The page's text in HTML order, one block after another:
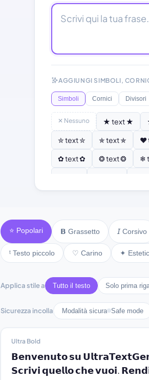
AGGIUNGI SIMBOLI,
Simboli Cornici Divisori
✕ Nessuno ★ text ★
✮ text ✮
✯ text ✯ ♥
✿ text ✿
❂ text ❂ ❄
⭐ Popolari 𝗕 Grassetto 𝘐 Corsivo
ᵗ Testo piccolo ♡ Carino ✦
Applica stile a Tutto il testo Solo prima
Sicurezza incolla Modalità sicura Safe mode
Ultra Bold
𝗕𝗲𝗻𝘃𝗲𝗻𝘂𝘁𝗼 𝘀𝘂
𝗦𝗰𝗿𝗶𝘃𝗶 𝗾𝘂𝗲𝗹𝗹𝗼 𝗰𝗵𝗲 𝘃𝘂𝗼𝗶.